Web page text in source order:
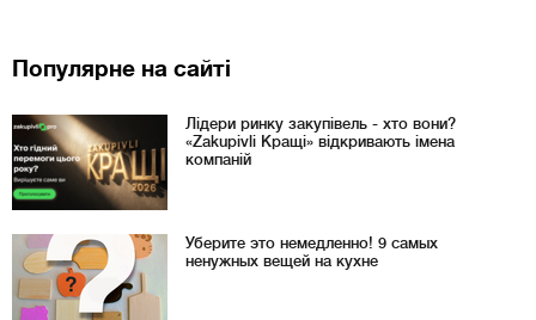
Популярне на сайті
Лідери ринку закупівель - хто вони?
«Zakupivli Кращі» відкривають імена
компаній
Уберите это немедленно! 9 самых
ненужных вещей на кухне